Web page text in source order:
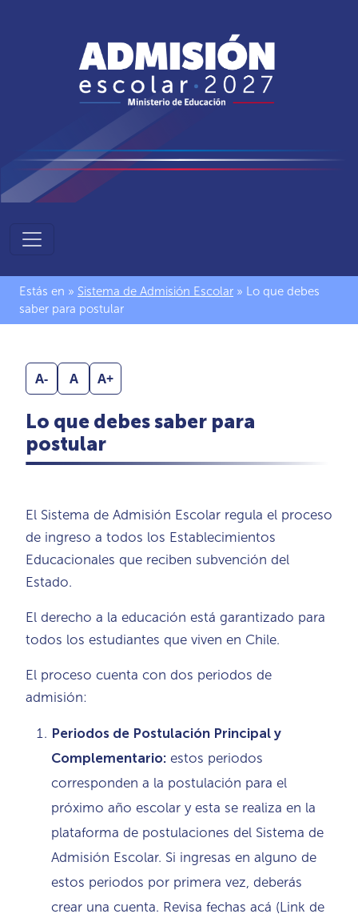
de
Admisión
Escolar
Estás en » Sistema de Admisión Escolar » Lo que debes
saber para postular
A- A A+
Lo que debes saber para
postular
El Sistema de Admisión Escolar regula el proceso
de ingreso a todos los Establecimientos
Educacionales que reciben subvención del
Estado.
El derecho a la educación está garantizado para
todos los estudiantes que viven en Chile.
El proceso cuenta con dos periodos de
admisión:
Periodos de Postulación Principal y
Complementario: estos periodos
corresponden a la postulación para el
próximo año escolar y esta se realiza en la
plataforma de postulaciones del Sistema de
Admisión Escolar. Si ingresas en alguno de
estos periodos por primera vez, deberás
crear una cuenta. Revisa fechas acá (Link de